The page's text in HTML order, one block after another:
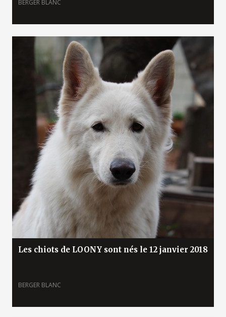
BERGER BLANC
Les chiots de LOONY sont nés le 12 janvier 2018
BERGER BLANC